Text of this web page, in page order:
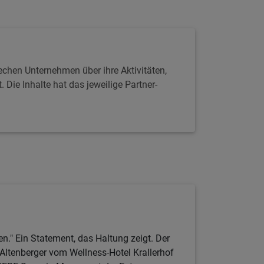
Unternehmen über ihre Aktivitäten,
Die Inhalte hat das jeweilige Partner-
Ein Statement, das Haltung zeigt. Der
vom Wellness-Hotel Krallerhof